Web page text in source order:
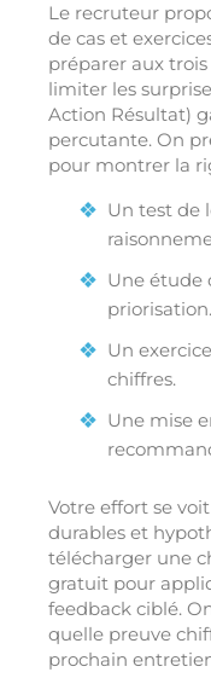
Le recruteur
de cas et
préparer aux
limiter les
Action Résultat)
percutante. On
pour montrer la
Un test de
Une étude
priorisation.
Un
chiffres.
Une mise
Votre effort se
durables et
télécharger une
gratuit pour
feedback ciblé.
quelle preuve
prochain